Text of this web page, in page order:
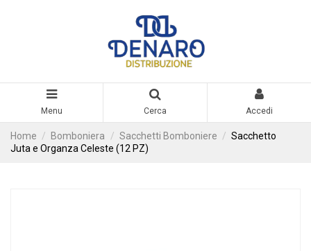
Menu Cerca Accedi
Home Bomboniera Sacchetti Bomboniere
Sacchetto
Juta e Organza Celeste (12 PZ)